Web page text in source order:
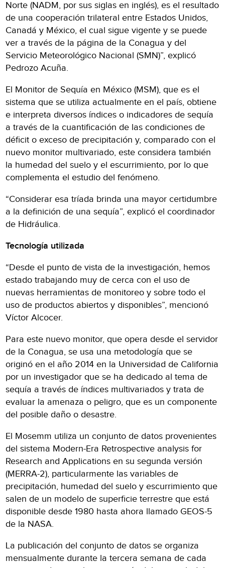
Norte (NADM, por sus siglas en inglés), es el resultado
de una cooperación trilateral entre Estados Unidos,
Canadá y México, el cual sigue vigente y se puede
ver a través de la página de la Conagua y del
Servicio Meteorológico Nacional (SMN)”, explicó
Pedrozo Acuña.
El Monitor de Sequía en México (MSM), que es el
sistema que se utiliza actualmente en el país, obtiene
e interpreta diversos índices o indicadores de sequía
a través de la cuantificación de las condiciones de
déficit o exceso de precipitación y, comparado con el
nuevo monitor multivariado, este considera también
la humedad del suelo y el escurrimiento, por lo que
complementa el estudio del fenómeno.
“Considerar esa tríada brinda una mayor certidumbre
a la definición de una sequía”, explicó el coordinador
de Hidráulica.
Tecnología utilizada
“Desde el punto de vista de la investigación, hemos
estado trabajando muy de cerca con el uso de
nuevas herramientas de monitoreo y sobre todo el
uso de productos abiertos y disponibles”, mencionó
Víctor Alcocer.
Para este nuevo monitor, que opera desde el servidor
de la Conagua, se usa una metodología que se
originó en el año 2014 en la Universidad de California
por un investigador que se ha dedicado al tema de
sequía a través de índices multivariados y trata de
evaluar la amenaza o peligro, que es un componente
del posible daño o desastre.
El Mosemm utiliza un conjunto de datos provenientes
del sistema Modern-Era Retrospective analysis for
Research and Applications en su segunda versión
(MERRA-2), particularmente las variables de
precipitación, humedad del suelo y escurrimiento que
salen de un modelo de superficie terrestre que está
disponible desde 1980 hasta ahora llamado GEOS-5
de la NASA.
La publicación del conjunto de datos se organiza
mensualmente durante la tercera semana de cada